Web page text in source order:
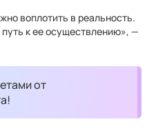
воплотить в реальность.
к ее осуществлению», —
от